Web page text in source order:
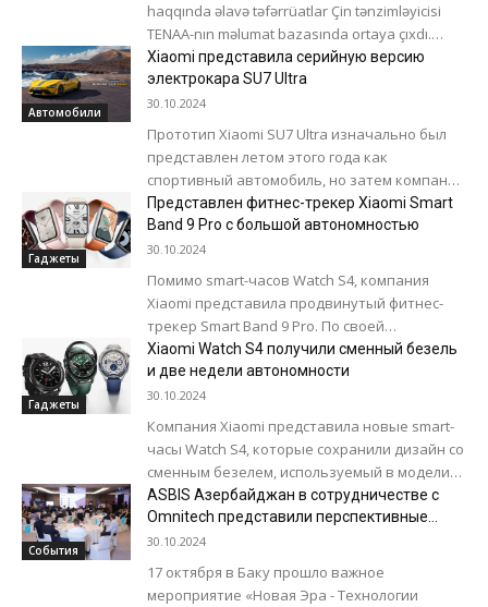
haqqında əlavə təfərrüatlar Çin tənzimləyicisi
TENAA-nın məlumat bazasında ortaya çıxdı.
Bunun sayəsində qarşıdan gələn yeni məhsulun
əvvəllər təsdiqlənməmiş...
Автомобили
Xiaomi представила серийную версию
электрокара SU7 Ultra
30.10.2024
Прототип Xiaomi SU7 Ultra изначально был
представлен летом этого года как
спортивный автомобиль, но затем компания
решила выпустить серийную версию с
несколькими упрощениями. Это самый...
Гаджеты
Представлен фитнес-трекер Xiaomi Smart
Band 9 Pro с большой автономностью
30.10.2024
Помимо smart-часов Watch S4, компания
Xiaomi представила продвинутый фитнес-
трекер Smart Band 9 Pro. По своей
функциональности модель фактически
является smart-часами. Устройство
выполнено в корпусе...
Гаджеты
Xiaomi Watch S4 получили сменный безель
и две недели автономности
30.10.2024
Компания Xiaomi представила новые smart-
часы Watch S4, которые сохранили дизайн со
сменным безелем, используемый в модели
предыдущего поколения. Устройство
оснащено вращающейся механической
кнопкой с...
События
ASBIS Азербайджан в сотрудничестве с
Omnitech представили перспективные
технологии Искусственного Интеллекта и
30.10.2024
17 октября в Баку прошло важное
мероприятие «Новая Эра - Технологии